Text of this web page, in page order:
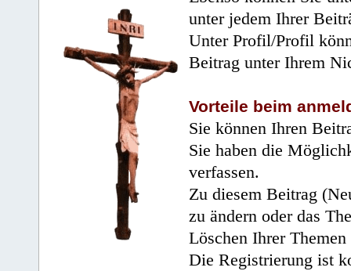
unter jedem Ihrer
Unter Profil/Profil
Beitrag unter Ihrem
Vorteile beim
Sie können Ihren
Sie haben die
verfassen.
Zu diesem Beitrag
zu ändern oder das
Löschen Ihrer
Die Registrierung ist